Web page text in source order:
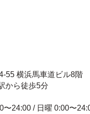
55 横浜馬車道ビル8階
から徒歩5分
〜24:00 / 日曜 0:00〜